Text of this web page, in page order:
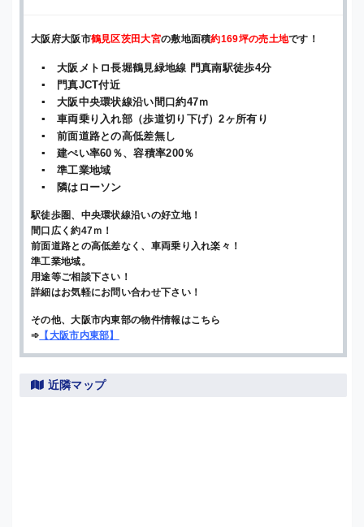
大阪府大阪市鶴見区茨田大宮の敷地面積約169坪の売土地です！
▪ 大阪メトロ長堀鶴見緑地線 門真南駅徒歩4分
▪ 門真JCT付近
▪ 大阪中央環状線沿い間口約47ｍ
▪ 車両乗り入れ部（歩道切り下げ）2ヶ所有り
▪ 前面道路との高低差無し
▪ 建ぺい率60％、容積率200％
▪ 準工業地域
▪ 隣はローソン
駅徒歩圏、中央環状線沿いの好立地！
間口広く約47ｍ！
前面道路との高低差なく、車両乗り入れ楽々！
準工業地域。
用途等ご相談下さい！
詳細はお気軽にお問い合わせ下さい！
その他、大阪市内東部の物件情報はこちら
➾ 【大阪市内東部】
近隣マップ